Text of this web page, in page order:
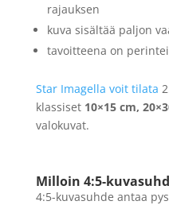
rajauksen
kuva sisältää paljon
tavoitteena on
Star Imagella voit tilata
klassiset 10×15 cm,
valokuvat.
Milloin 4:5-
4:5-kuvasuhde antaa